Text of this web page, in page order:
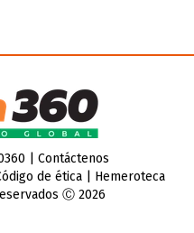
| Contáctenos
de ética| Hemeroteca
Ⓒ 2026